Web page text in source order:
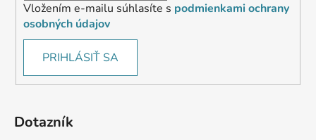
Vložením e-mailu súhlasíte s podmienkami ochrany
osobných údajov
PRIHLÁSIŤ SA
Dotazník